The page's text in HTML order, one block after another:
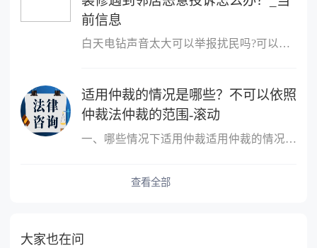
前信息
白天电钻声音太大可以举报扰民吗?可以举报扰民,可以向民警反映或者
适用仲裁的情况是哪些？不可以依照
仲裁法仲裁的范围-滚动
一、哪些情况下适用仲裁适用仲裁的情况是，平等主体的公民、法人和
查看全部
大家也在问